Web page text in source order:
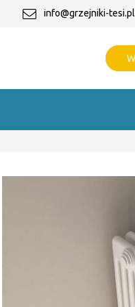
info@grzejniki-tesi.pl